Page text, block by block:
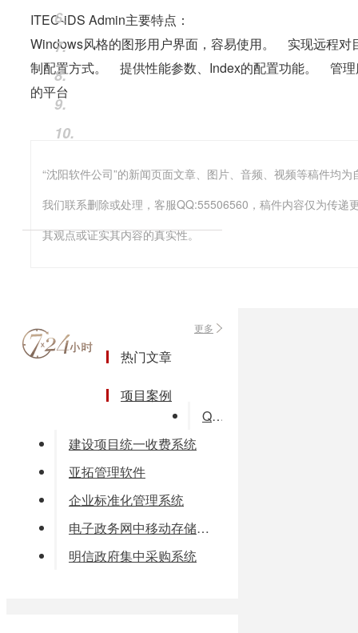
ITEC-iDS Admin主要特点：
Windows风格的图形用户界面，容易使用。 实现远程
制配置方式。 提供性能参数、Index的配置功能。 管
的平台
我们联系删除或处理，客服QQ:55506560，稿件内容仅为传递
其观点或证实其内容的真实性。
更多
热门文章
6.
7.
8.
9.
10.
项目案例
QuickCRM高科技行业解决方案
建设项目统一收费系统
亚拓管理软件
企业标准化管理系统
电子政务网中移动存储介质管理解决方案
明信政府集中采购系统